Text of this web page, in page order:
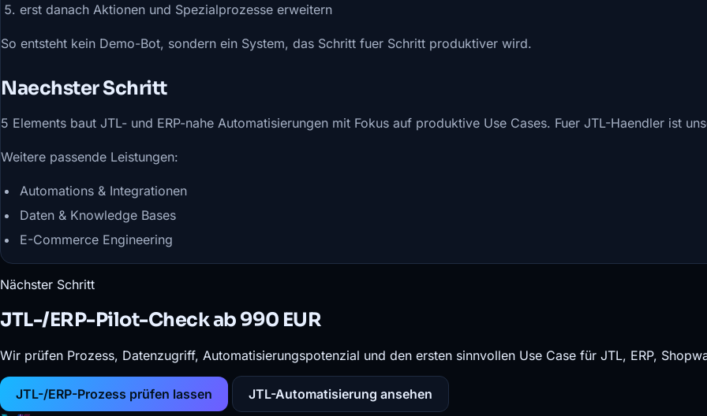
erst danach Aktionen und Spezialprozesse erweitern
So entsteht kein Demo-Bot, sondern ein System, das Schritt fuer Schritt produktiver wird.
Naechster Schritt
5 Elements baut JTL- und ERP-nahe Automatisierungen mit Fokus auf produktive Use Cases. Fuer JTL-Haendler ist
Weitere passende Leistungen:
Automations & Integrationen
Daten & Knowledge Bases
E-Commerce Engineering
Nächster Schritt
JTL-/ERP-Pilot-Check ab 990 EUR
Wir prüfen Prozess, Datenzugriff, Automatisierungspotenzial und den ersten sinnvollen Use Case für JTL, ERP,
JTL-/ERP-Prozess prüfen lassen JTL-Automatisierung ansehen